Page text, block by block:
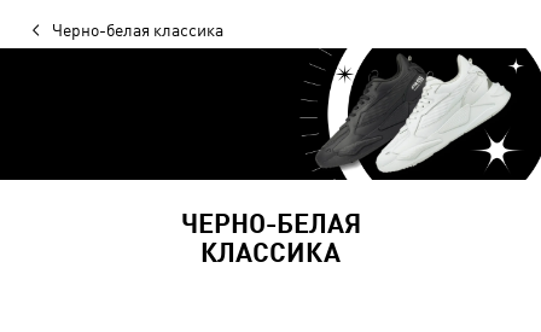
Черно-белая классика
ЧЕРНО-БЕЛАЯ
КЛАССИКА